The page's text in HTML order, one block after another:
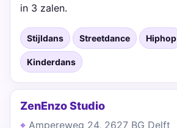
in 3 zalen.
Stijldans Streetdance Hiphop
Kinderdans
ZenEnzo Studio
Ampereweg 24, 2627 BG Delft